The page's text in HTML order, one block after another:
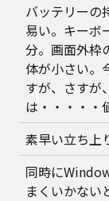
バッテリーの
易い。キーボ
分。画面外枠
体が小さい。
すが、さすが
は・・・・・
素早い立ち上
同時に
まくいかない